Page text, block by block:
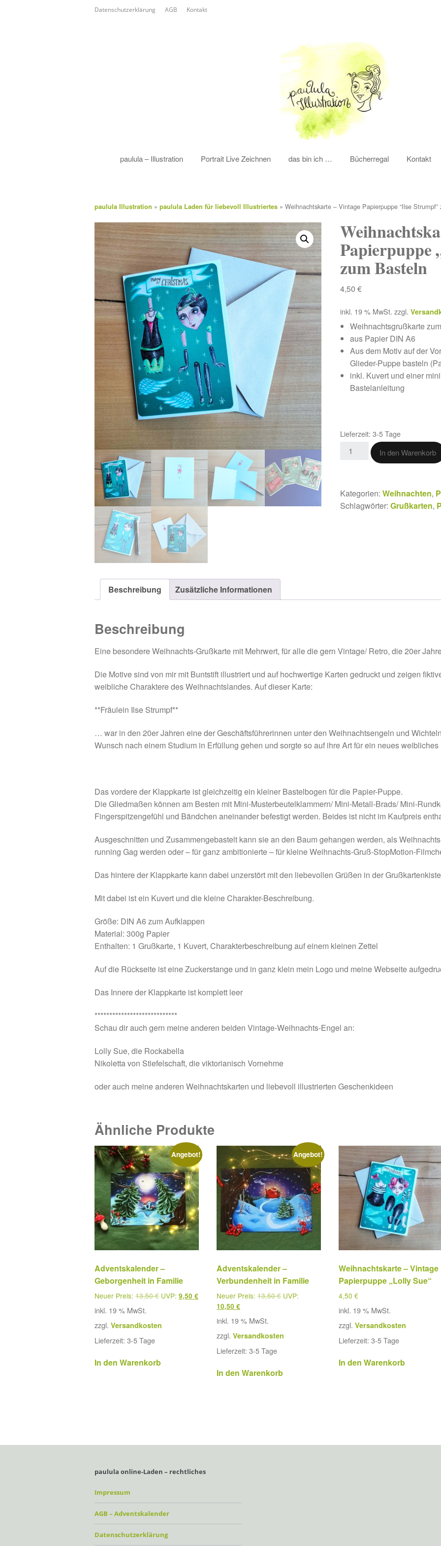
Datenschutzerklärung AGB Kontakt
paulula – Illustration Portrait Live Zeichnen das bin ich … Bücherregal Kontakt
paulula Illustration » paulula Laden für liebevoll Illustriertes » Weihnachtskarte – Vintage Papierpuppe “Ilse
Papierpuppe
zum Basteln
4,50€
inkl. 19 % MwSt. zzgl.
Weihnachtsgrußkarte
aus Papier DIN A6
Aus dem Motiv auf der
Glieder-Puppe basteln
inkl. Kuvert und einer
Bastelanleitung
Lieferzeit:3-5 Tage
In den Warenkorb
Kategorien:Weihnachten,
Schlagwörter:Grußkarten,
Beschreibung Zusätzliche Informationen
Beschreibung
Eine besondere Weihnachts-Grußkarte mit Mehrwert, für alle die gern Vintage/ Retro, die 20er
Die Motive sind von mir mit Buntstift illustriert und auf hochwertige Karten gedruckt und zeigen
weibliche Charaktere des Weihnachtslandes. Auf dieser Karte:
**Fräulein Ilse Strumpf**
… war in den 20er Jahren eine der Geschäftsführerinnen unter den Weihnachtsengeln und
Wunsch nach einem Studium in Erfüllung gehen und sorgte so auf ihre Art für ein neues
Das vordere der Klappkarte ist gleichzeitig ein kleiner Bastelbogen für die Papier-Puppe.
Die Gliedmaßen können am Besten mit Mini-Musterbeutelklammern/ Mini-Metall-Brads/ Mini-
Fingerspitzengefühl und Bändchen aneinander befestigt werden. Beides ist nicht im Kaufpreis
Ausgeschnitten und Zusammengebastelt kann sie an den Baum gehangen werden, als
running Gag werden oder – für ganz ambitionierte – für kleine Weihnachts-Gruß-StopMotion-
Das hintere der Klappkarte kann dabei unzerstört mit den liebevollen Grüßen in der
Mit dabei ist ein Kuvert und die kleine Charakter-Beschreibung.
Größe: DIN A6 zum Aufklappen
Material: 300g Papier
Enthalten: 1 Grußkarte, 1 Kuvert, Charakterbeschreibung auf einem kleinen Zettel
Auf die Rückseite ist eine Zuckerstange und in ganz klein mein Logo und meine Webseite
Das Innere der Klappkarte ist komplett leer
****************************
Schau dir auch gern meine anderen beiden Vintage-Weihnachts-Engel an:
Lolly Sue, die Rockabella
Nikoletta von Stiefelschaft, die viktorianisch Vornehme
oder auch meine anderen Weihnachtskarten und liebevoll illustrierten Geschenkideen
Ähnliche Produkte
Angebot!
Adventskalender –
Geborgenheit in Familie
Neuer Preis: 13,50€ UVP: 9,50 €
inkl. 19 % MwSt.
zzgl. Versandkosten
Lieferzeit: 3-5 Tage
In den Warenkorb
Angebot!
Adventskalender –
Verbundenheit in Familie
Neuer Preis: 13,50€ UVP:
10,50€
inkl. 19 % MwSt.
zzgl.Versandkosten
Lieferzeit:3-5 Tage
In den Warenkorb
Weihnachtskarte – Vintage
Papierpuppe „Lolly Sue“
4,50€
inkl. 19 % MwSt.
zzgl.Versandkosten
Lieferzeit:3-5 Tage
In den Warenkorb
paulula online-Laden – rechtliches
Impressum
AGB – Adventskalender
Datenschutzerklärung